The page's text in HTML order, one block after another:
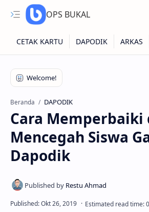
OPS BUKAL
Kartu NUPTK
Kartu NRG
Kartu NISN
Kartu NISN Foto
Kartu NISN Massal
Beranda DAPODIK
Cara Memperbaiki
Mencegah Siswa
Dapodik